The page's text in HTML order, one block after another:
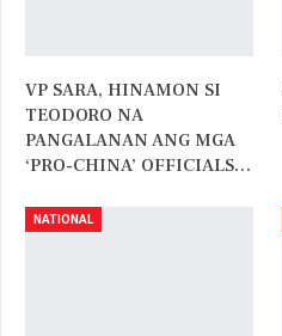
VP SARA, HINAMON SI
TEODORO NA
PANGALANAN ANG MGA
‘PRO-CHINA’ OFFICIALS…
NATIONAL